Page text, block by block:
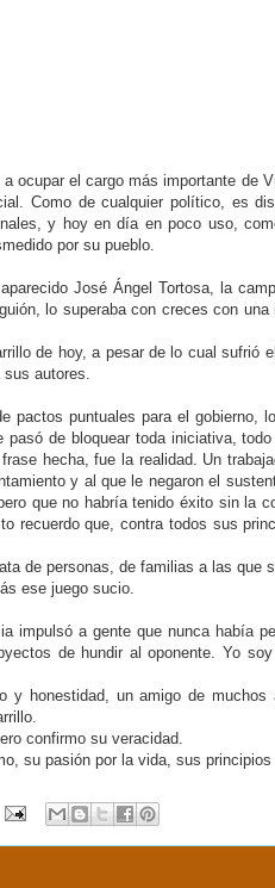
ocupar el cargo más importante de
Como de cualquier político, es
y hoy en día en poco uso,
por su pueblo.
José Ángel Tortosa, la
lo superaba con creces con
de hoy, a pesar de lo cual sufrió
autores.
pactos puntuales para el gobierno,
de bloquear toda iniciativa,
hecha, fue la realidad. Un
y al que le negaron el
que no habría tenido éxito sin la
recuerdo que, contra todos sus
de personas, de familias a las que
ese juego sucio.
impulsó a gente que nunca había
de hundir al oponente. Yo
y honestidad, un amigo de
confirmo su veracidad.
su pasión por la vida, sus